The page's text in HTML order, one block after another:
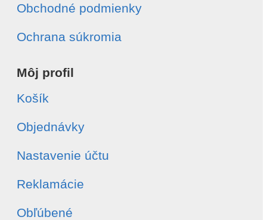
Obchodné podmienky
Ochrana súkromia
Môj profil
Košík
Objednávky
Nastavenie účtu
Reklamácie
Obľúbené